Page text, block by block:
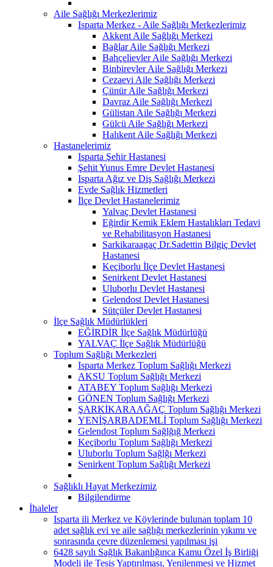
Aile Sağlığı Merkezlerimiz
Isparta Merkez - Aile Sağlığı Merkezlerimiz
Akkent Aile Sağlığı Merkezi
Bağlar Aile Sağlığı Merkezi
Bahçelievler Aile Sağlığı Merkezi
Binbirevler Aile Sağlığı Merkezi
Cezaevi Aile Sağlığı Merkezi
Çünür Aile Sağlığı Merkezi
Davraz Aile Sağlığı Merkezi
Gülistan Aile Sağlığı Merkezi
Gülcü Aile Sağlığı Merkezi
Halıkent Aile Sağlığı Merkezi
Hastanelerimiz
Isparta Şehir Hastanesi
Şehit Yunus Emre Devlet Hastanesi
Isparta Ağız ve Diş Sağlığı Merkezi
Evde Sağlık Hizmetleri
İlçe Devlet Hastanelerimiz
Yalvaç Devlet Hastanesi
Eğirdir Kemik Eklem Hastalıkları Tedavi
ve Rehabilitasyon Hastanesi
Sarkikaraagaç Dr.Sadettin Bilgiç Devlet
Hastanesi
Keçiborlu İlçe Devlet Hastanesi
Senirkent Devlet Hastanesi
Uluborlu Devlet Hastanesi
Gelendost Devlet Hastanesi
Sütçüler Devlet Hastanesi
İlçe Sağlık Müdürlükleri
EĞİRDİR İlçe Sağlık Müdürlüğü
YALVAÇ İlçe Sağlık Müdürlüğü
Toplum Sağlığı Merkezleri
Isparta Merkez Toplum Sağlığı Merkezi
AKSU Toplum Sağlığı Merkezi
ATABEY Toplum Sağlığı Merkezi
GÖNEN Toplum Sağlığı Merkezi
ŞARKİKARAAĞAÇ Toplum Sağlığı Merkezi
YENİŞARBADEMLİ Toplum Sağlığı Merkezi
Gelendost Toplum Sağlğığ Merkezi
Keçiborlu Toplum Sağlığı Merkezi
Uluborlu Toplum Sağlğı Merkezi
Senirkent Toplum Sağlığı Merkezi
Sağlıklı Hayat Merkezimiz
Bilgilendirme
İhaleler
Isparta ili Merkez ve Köylerinde bulunan toplam 10
adet sağlık evi ve aile sağlığı merkezlerinin yıkımı ve
sonrasında çevre düzenlemesi yapılması işi
6428 sayılı Sağlık Bakanlığınca Kamu Özel İş Birliği
Modeli ile Tesis Yaptırılması, Yenilenmesi ve Hizmet